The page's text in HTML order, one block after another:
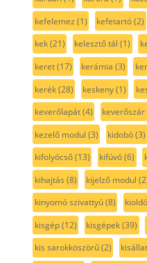
kefelemez (1) kefetartó(2)
kek(21) kelesztő tál (1)
keret(17) kerámia (3)
kerék(28) keskeny(1)
keverőlapát(4) keverőszár
kezelő modul (3) kidobó(3)
kifolyócső(13) kifúvó(6)
kihajtás (8) kijelző modul
kinyomó szivattyú(8) kioldó
kisgép(12) kisgépek(39)
kis sarokköszörű(2)